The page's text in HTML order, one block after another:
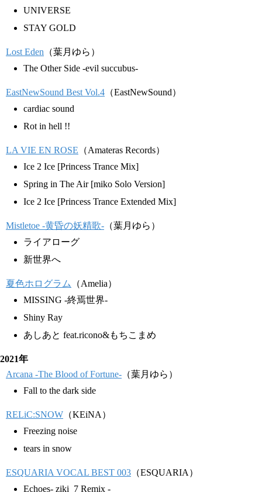
UNIVERSE
STAY GOLD
Lost Eden （葉月ゆら）
The Other Side -evil succubus-
EastNewSound Best Vol.4 （EastNewSound）
cardiac sound
Rot in hell !!
LA VIE EN ROSE （Amateras Records）
Ice 2 Ice [Princess Trance Mix]
Spring in The Air [miko Solo Version]
Ice 2 Ice [Princess Trance Extended Mix]
Mistletoe -黄昏の妖精歌- （葉月ゆら）
ライアローグ
新世界へ
夏色ホログラム
（Amelia）
MISSING -終焉世界-
Shiny Ray
あしあと feat.ricono&もちこまめ
2021年
Arcana -The Blood of Fortune- （葉月ゆら）
Fall to the dark side
RELiC:SNOW （KEiNA）
Freezing noise
tears in snow
ESQUARIA VOCAL BEST 003 （ESQUARIA）
Echoes- ziki_7 Remix -